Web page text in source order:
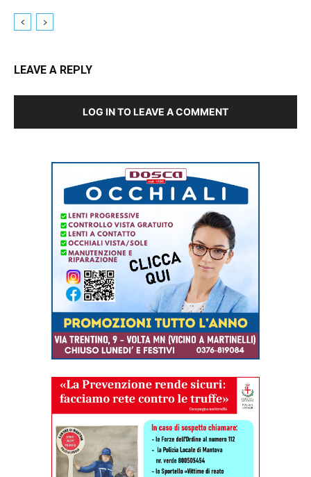
LEAVE A REPLY
LOG IN TO LEAVE A COMMENT